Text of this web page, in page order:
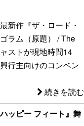
新作『ザ・ロード・
ラム（原題） / The
ストが現地時間14
行主向けのコンベン
続きを読む
ッピー フィート』舞